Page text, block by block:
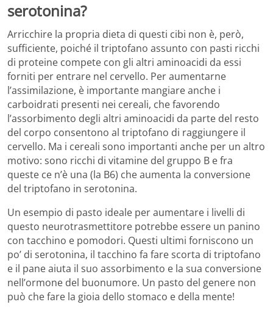
serotonina?
Arricchire la propria dieta di questi cibi non è, però,
sufficiente, poiché il triptofano assunto con pasti ricchi
di proteine compete con gli altri aminoacidi da essi
forniti per entrare nel cervello. Per aumentarne
l’assimilazione, è importante mangiare anche i
carboidrati presenti nei cereali, che favorendo
l’assorbimento degli altri aminoacidi da parte del resto
del corpo consentono al triptofano di raggiungere il
cervello. Ma i cereali sono importanti anche per un altro
motivo: sono ricchi di vitamine del gruppo B e fra
queste ce n’è una (la B6) che aumenta la conversione
del triptofano in serotonina.
Un esempio di pasto ideale per aumentare i livelli di
questo neurotrasmettitore potrebbe essere un panino
con tacchino e pomodori. Questi ultimi forniscono un
po’ di serotonina, il tacchino fa fare scorta di triptofano
e il pane aiuta il suo assorbimento e la sua conversione
nell’ormone del buonumore. Un pasto del genere non
può che fare la gioia dello stomaco e della mente!